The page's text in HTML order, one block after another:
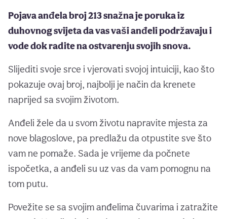
Pojava anđela broj 213 snažna je poruka iz
duhovnog svijeta da vas vaši anđeli podržavaju i
vode dok radite na ostvarenju svojih snova.
Slijediti svoje srce i vjerovati svojoj intuiciji, kao što
pokazuje ovaj broj, najbolji je način da krenete
naprijed sa svojim životom.
Anđeli žele da u svom životu napravite mjesta za
nove blagoslove, pa predlažu da otpustite sve što
vam ne pomaže. Sada je vrijeme da počnete
ispočetka, a anđeli su uz vas da vam pomognu na
tom putu.
Povežite se sa svojim anđelima čuvarima i zatražite